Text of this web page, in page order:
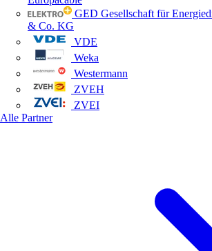
GED Gesellschaft für
& Co. KG
VDE
Weka
Westermann
ZVEH
ZVEI
Alle Partner